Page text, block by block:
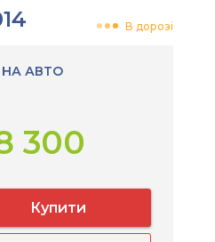
В дорозі
НА АВТО
300
Купити